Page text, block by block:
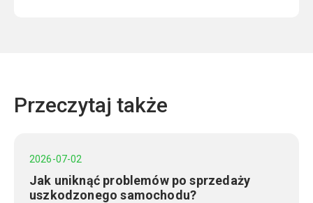
Przeczytaj także
2026-07-02
Jak uniknąć problemów po sprzedaży
uszkodzonego samochodu?